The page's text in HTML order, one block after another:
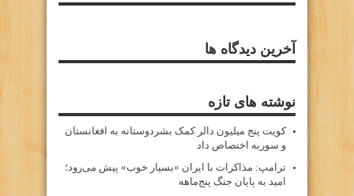
آخرین دیدگاه ها
نوشته های تازه
کویت پنج میلیون دالر کمک بشردوستانه به افغانستان
و سوریه اختصاص داد
ترامپ: مذاکرات با ایران «بسیار خوب» پیش می‌رود؛
امید به پایان جنگ پنج‌ماهه